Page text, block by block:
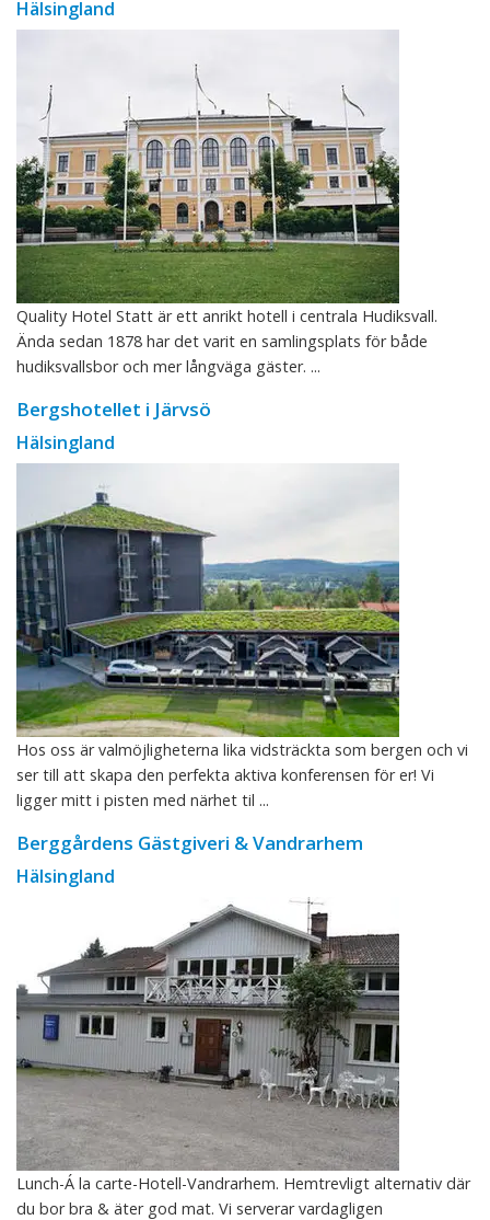
Hälsingland
Quality Hotel Statt är ett anrikt hotell i centrala Hudiksvall.
Ända sedan 1878 har det varit en samlingsplats för både
hudiksvallsbor och mer långväga gäster. ...
Bergshotellet i Järvsö
Hälsingland
Hos oss är valmöjligheterna lika vidsträckta som bergen och vi
ser till att skapa den perfekta aktiva konferensen för er! Vi
ligger mitt i pisten med närhet til ...
Berggårdens Gästgiveri & Vandrarhem
Hälsingland
Lunch-Á la carte-Hotell-Vandrarhem. Hemtrevligt alternativ där
du bor bra & äter god mat. Vi serverar vardagligen